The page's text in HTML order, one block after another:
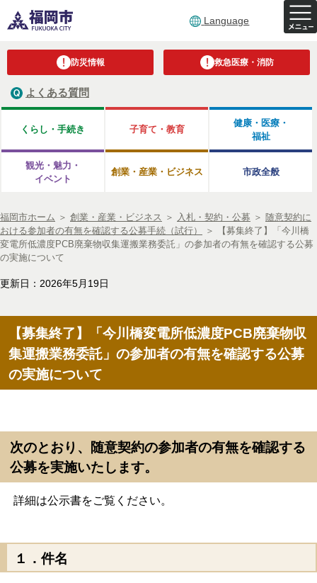
Language
防災情報 救急医療・消防
よくある質問
くらし・手続き 子育て・教育
健康・医療・
福祉
観光・魅力・
イベント
創業・産業・ビジネス 市政全般
福岡市ホーム ＞ 創業・産業・ビジネス ＞ 入札・契約・公募 ＞ 随意契約に
おける参加者の有無を確認する公募手続（試行）
＞
【募集終了】「今川橋
変電所低濃度PCB廃棄物収集運搬業務委託」の参加者の有無を確認する公募
の実施について
更新日：2026年5月19日
【募集終了】「今川橋変電所低濃度PCB廃棄物収
集運搬業務委託」の参加者の有無を確認する公募
の実施について
次のとおり、随意契約の参加者の有無を確認する
公募を実施いたします。
詳細は公示書をご覧ください。
１．件名